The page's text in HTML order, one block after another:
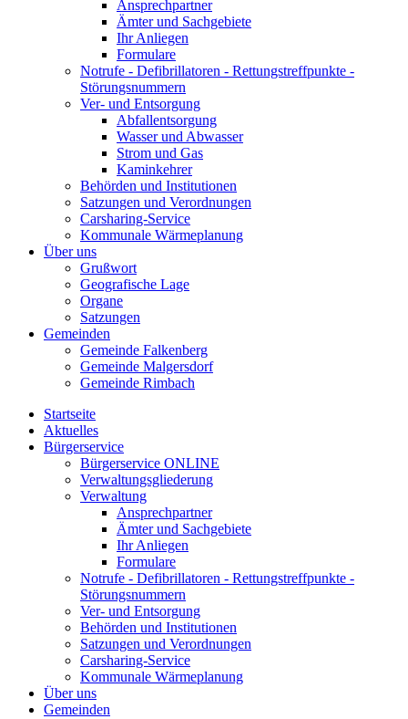
Ansprechpartner
Ämter und Sachgebiete
Ihr Anliegen
Formulare
Notrufe - Defibrillatoren - Rettungstreffpunkte -
Störungsnummern
Ver- und Entsorgung
Abfallentsorgung
Wasser und Abwasser
Strom und Gas
Kaminkehrer
Behörden und Institutionen
Satzungen und Verordnungen
Carsharing-Service
Kommunale Wärmeplanung
Über uns
Grußwort
Geografische Lage
Organe
Satzungen
Gemeinden
Gemeinde Falkenberg
Gemeinde Malgersdorf
Gemeinde Rimbach
Startseite
Aktuelles
Bürgerservice
Bürgerservice ONLINE
Verwaltungsgliederung
Verwaltung
Ansprechpartner
Ämter und Sachgebiete
Ihr Anliegen
Formulare
Notrufe - Defibrillatoren - Rettungstreffpunkte -
Störungsnummern
Ver- und Entsorgung
Behörden und Institutionen
Satzungen und Verordnungen
Carsharing-Service
Kommunale Wärmeplanung
Über uns
Gemeinden